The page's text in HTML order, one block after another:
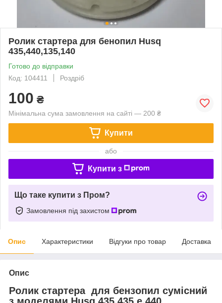
Ролик стартера для бенопил Husq
435,440,135,140
Готово до відправки
Код: 104411
Роздріб
100 ₴
Мінімальна сума замовлення на сайті — 200 ₴
Купити
або
Купити з
Що таке купити з Пром?
Замовлення під захистом
Опис Характеристики Відгуки про товар Доставка
Опис
Ролик стартера для бензопил сумісний